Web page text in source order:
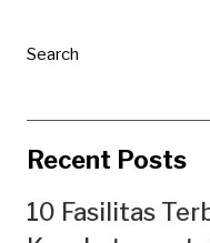
Search
Recent Posts
10 Fasilitas